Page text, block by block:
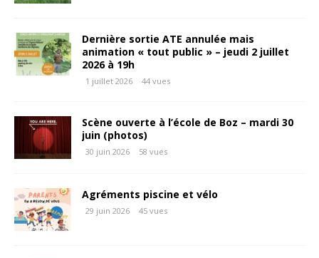
Dernière sortie ATE annulée mais
animation « tout public » – jeudi 2 juillet
2026 à 19h
1 juillet 2026 44 vues
Scène ouverte à l’école de Boz – mardi 30
juin (photos)
30 juin 2026 58 vues
Agréments piscine et vélo
29 juin 2026 45 vues